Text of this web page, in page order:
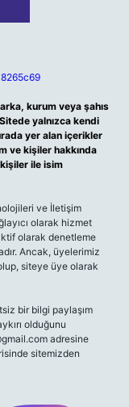
kurum veya şahıs
yalnızca kendi
yer alan içerikler
ve kişiler hakkında
ile isim
ve İletişim
olarak hizmet
olarak denetleme
Ancak, üyelerimiz
siteye üye olarak
bir bilgi paylaşım
olduğunu
adresine
sitemizden